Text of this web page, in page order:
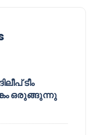
ടീം
ഒരുങ്ങുന്നു